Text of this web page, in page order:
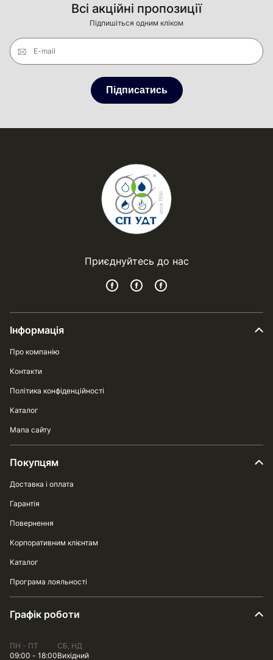
Всі акційні пропозиції
Підпишіться одним кліком
E-mail
Підписатись
Приєднуйтесь до нас
Інформація
Про компанію
Контакти
Політика конфіденційності
Каталог
Мапа сайту
Покупцям
Доставка і оплата
Гарантія
Повернення
Корпоративним клієнтам
Каталог
Програма лояльності
Графік роботи
ПН - ПТ
09:00 - 18:00
СБ, НД
Вихідний